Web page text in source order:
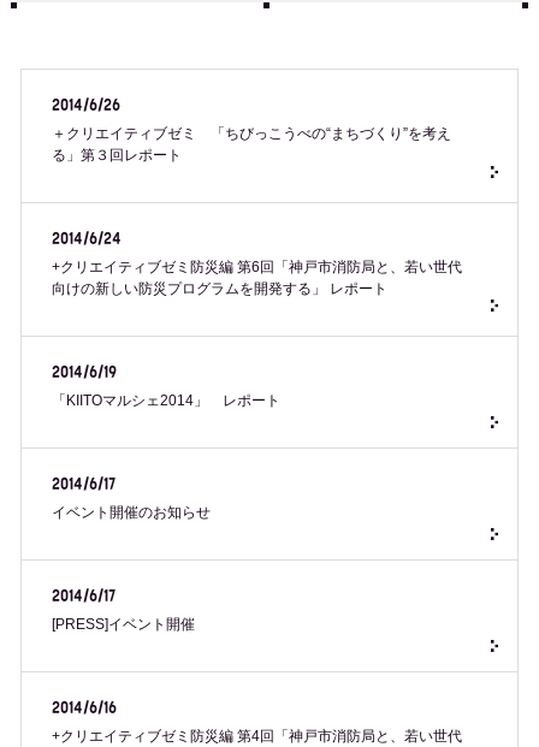
2014/6/26
＋クリエイティブゼミ 「ちびっこうべの“まちづくり”を考え
る」第３回レポート
2014/6/24
+クリエイティブゼミ防災編 第6回「神戸市消防局と、若い世代
向けの新しい防災プログラムを開発する」 レポート
2014/6/19
「KIITOマルシェ2014」 レポート
2014/6/17
イベント開催のお知らせ
2014/6/17
[PRESS]イベント開催
2014/6/16
+クリエイティブゼミ防災編 第4回「神戸市消防局と、若い世代